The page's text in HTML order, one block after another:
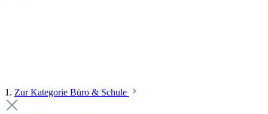
1. Zur Kategorie Büro & Schule